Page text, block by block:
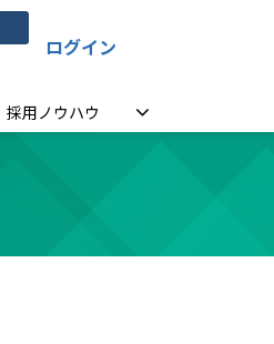
ログイン
採用ノウハウ